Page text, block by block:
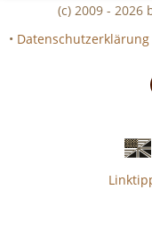
(c) 2009 - 2026
• Datenschutzerklärung